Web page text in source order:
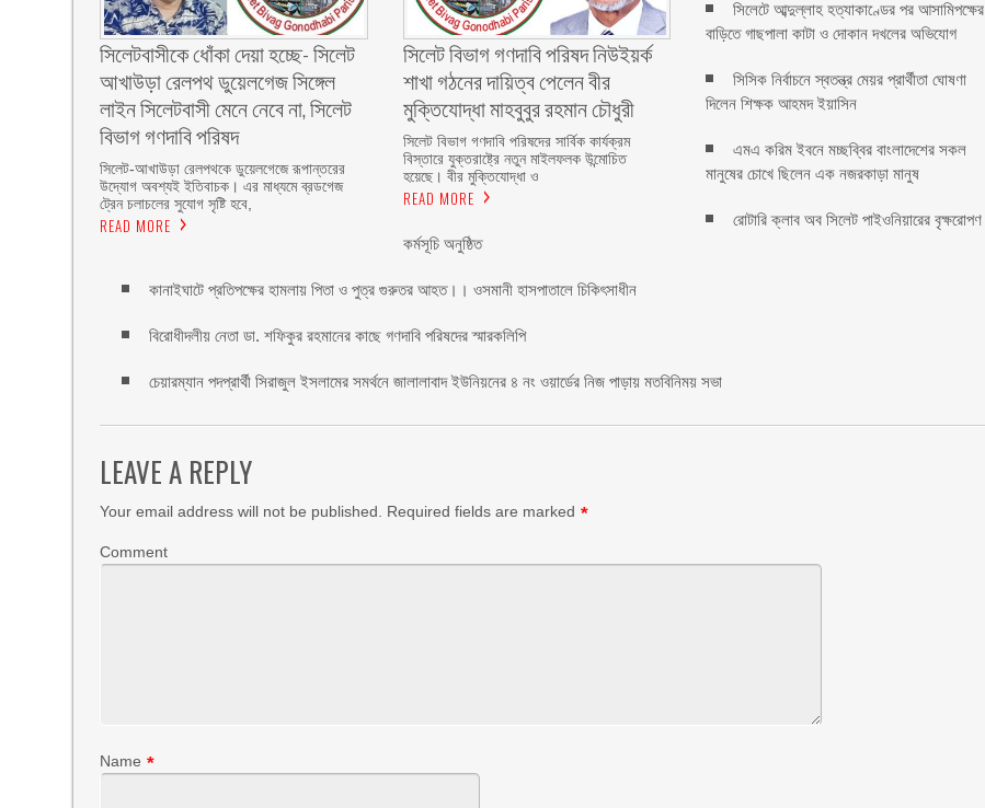
‎সিলেটবাসীকে ধোঁকা দেয়া হচ্ছে- সিলেট
আখাউড়া রেলপথ ডুয়েলগেজ সিঙ্গেল
লাইন সিলেটবাসী মেনে নেবে না, সিলেট
বিভাগ গণদাবি পরিষদ
‎​সিলেট-আখাউড়া রেলপথকে ডুয়েলগেজে রূপান্তরের
উদ্যোগ অবশ্যই ইতিবাচক। এর মাধ্যমে ব্রডগেজ
ট্রেন চলাচলের সুযোগ সৃষ্টি হবে,
READ MORE
সিলেট বিভাগ গণদাবি পরিষদ নিউইয়র্ক
শাখা গঠনের দায়িত্ব পেলেন বীর
মুক্তিযোদ্ধা মাহবুবুর রহমান চৌধুরী ‎ ‎
‎সিলেট বিভাগ গণদাবি পরিষদের সার্বিক কার্যক্রম
বিস্তারে যুক্তরাষ্ট্রে নতুন মাইলফলক উন্মোচিত
হয়েছে। বীর মুক্তিযোদ্ধা ও
READ MORE
সিলেটে আব্দুল্লাহ হত্যাকাণ্ডের পর আসামিপক্ষের
বাড়িতে গাছপালা কাটা ও দোকান দখলের অভিযোগ
সিসিক নির্বাচনে স্বতন্ত্র মেয়র প্রার্থীতা ঘোষণা
দিলেন শিক্ষক আহমদ ইয়াসিন
এমএ করিম ইবনে মচ্ছব্বির বাংলাদেশের সকল
মানুষের চোখে ছিলেন এক নজরকাড়া মানুষ ‎
রোটারি ক্লাব অব সিলেট পাইওনিয়ারের বৃক্ষরোপণ
কর্মসূচি অনুষ্ঠিত
কানাইঘাটে প্রতিপক্ষের হামলায় পিতা ও পুত্র গুরুতর আহত।। ওসমানী হাসপাতালে চিকিৎসাধীন
বিরোধীদলীয় নেতা ডা. শফিকুর রহমানের কাছে গণদাবি পরিষদের স্মারকলিপি ‎
চেয়ারম্যান পদপ্রার্থী সিরাজুল ইসলামের সমর্থনে জালালাবাদ ইউনিয়নের ৪ নং ওয়ার্ডের নিজ পাড়ায় মতবিনিময় সভা
LEAVE A REPLY
Your email address will not be published. Required fields are marked *
Comment
Name *